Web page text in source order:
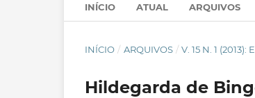
INÍCIO ATUAL ARQUIVOS
INÍCIO / ARQUIVOS / V. 15 N. 1 (2013):
Hildegarda de